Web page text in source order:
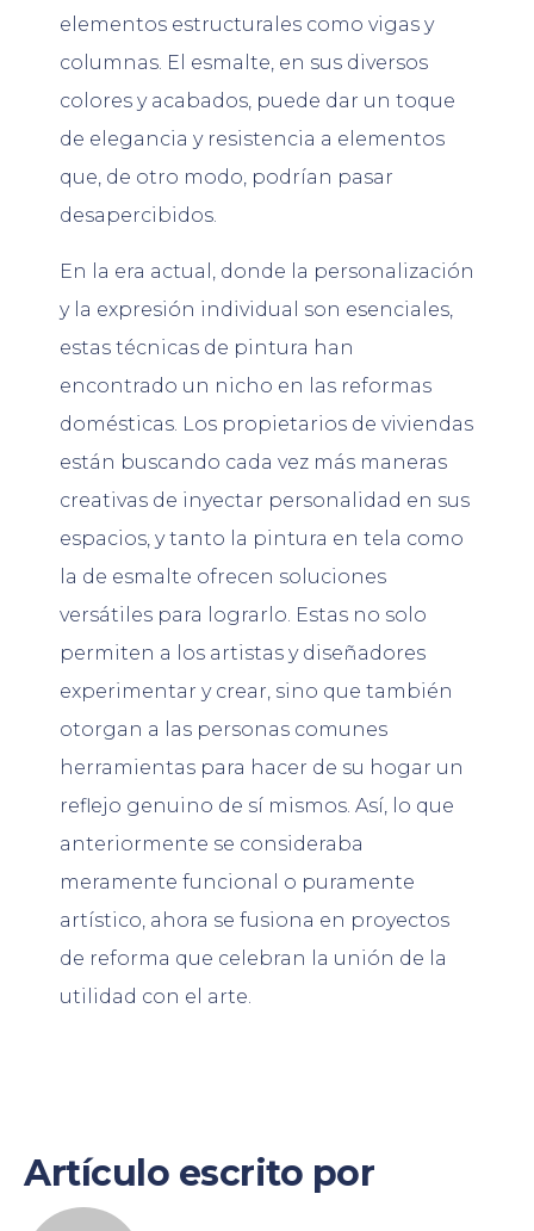
elementos estructurales como vigas y
columnas. El esmalte, en sus diversos
colores y acabados, puede dar un toque
de elegancia y resistencia a elementos
que, de otro modo, podrían pasar
desapercibidos.
En la era actual, donde la personalización
y la expresión individual son esenciales,
estas técnicas de pintura han
encontrado un nicho en las reformas
domésticas. Los propietarios de viviendas
están buscando cada vez más maneras
creativas de inyectar personalidad en sus
espacios, y tanto la pintura en tela como
la de esmalte ofrecen soluciones
versátiles para lograrlo. Estas no solo
permiten a los artistas y diseñadores
experimentar y crear, sino que también
otorgan a las personas comunes
herramientas para hacer de su hogar un
reflejo genuino de sí mismos. Así, lo que
anteriormente se consideraba
meramente funcional o puramente
artístico, ahora se fusiona en proyectos
de reforma que celebran la unión de la
utilidad con el arte.
Artículo escrito por